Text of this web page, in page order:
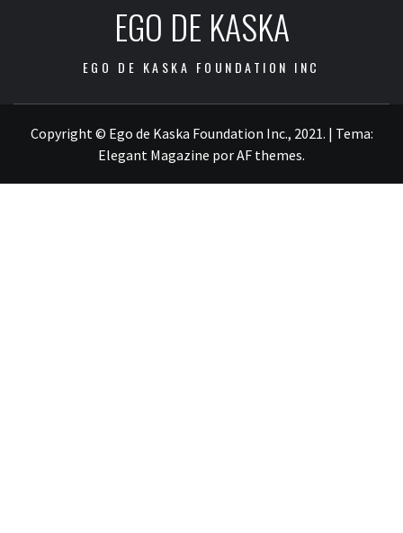
EGO DE KASKA
EGO DE KASKA FOUNDATION INC
Copyright © Ego de Kaska Foundation Inc., 2021. | Tema:
Elegant Magazine porAF themes.